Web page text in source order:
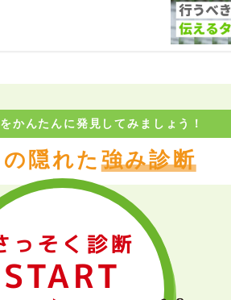
かんたんに発見してみましょう！
隠れた強み診断
っそく診断
START